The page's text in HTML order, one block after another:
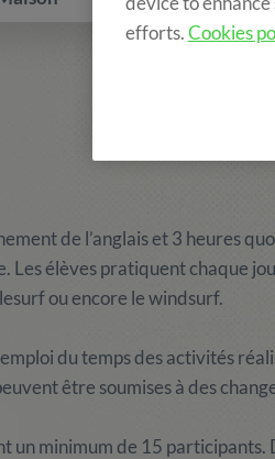
de l’anglais et 3 heures
Les élèves pratiquent chaque
ou encore le windsurf.
du temps des activités
être soumises à des
un minimum de 15 participants.
efforts.Cookies